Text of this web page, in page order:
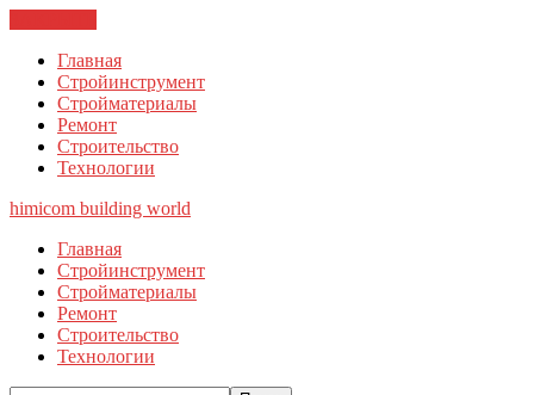
Главная
Стройинструмент
Стройматериалы
Ремонт
Строительство
Технологии
himicom building world
Главная
Стройинструмент
Стройматериалы
Ремонт
Строительство
Технологии